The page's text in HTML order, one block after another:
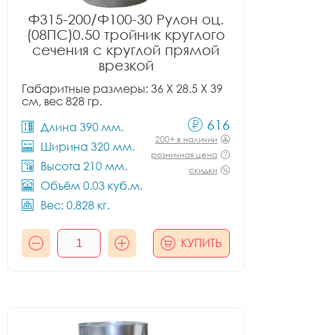
Ф315-200/Ф100-30 Рулон оц.
(08ПС)0.50 тройник круглого
сечения с круглой прямой
врезкой
Габаритные размеры: 36 X 28.5 X 39
см, вес 828 гр.
Длина 390 мм.
Ширина 320 мм.
Высота 210 мм.
Объём 0.03 куб.м.
Вес: 0.828 кг.
616
200+ в наличии
розничная цена
скидки
КУПИТЬ